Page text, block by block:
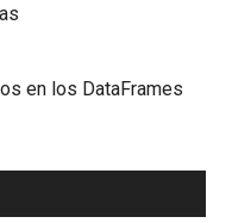
en los DataFrames